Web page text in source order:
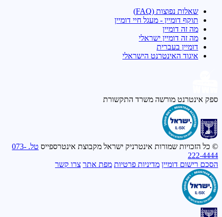
שאלות נפוצות (FAQ)
תוקף דומיין - מעגל חיי דומיין
מה זה דומיין
מה זה דומיין ישראלי
דומיין בעברית
איגוד האינטרנט הישראלי
ספק אינטרנט מורשה משרד התקשורת
© כל הזכויות שמורות אינטרניק ישראל מקבוצת אינטרספייס
טל. 073-
222-4444
הסכם רישום דומיין מדיניות פרטיות מפת אתר צרו קשר